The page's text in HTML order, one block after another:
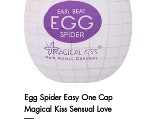
Egg Spider Easy One Cap
Magical Kiss Sensual Love